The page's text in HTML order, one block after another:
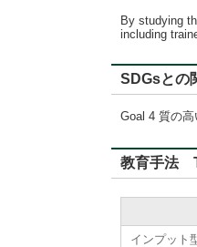
By studying
including
SDGsと
Goal 4 質の高
教育手法
インプット